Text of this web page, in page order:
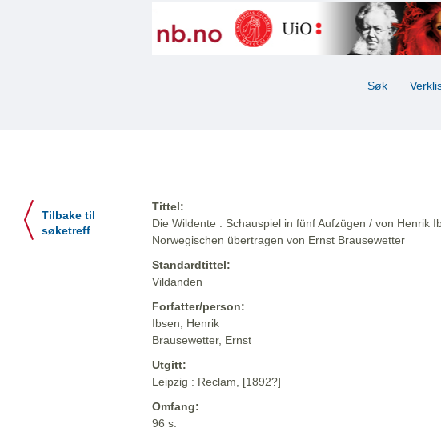
Søk
Tilbake til
søketreff
Tittel:
Die Wildente : Schauspiel in fünf Aufzügen / von Henrik
Norwegischen übertragen von Ernst Brausewetter
Standardtittel:
Vildanden
Forfatter/person:
Ibsen, Henrik
Brausewetter, Ernst
Utgitt:
Leipzig : Reclam, [1892?]
Omfang:
96 s.